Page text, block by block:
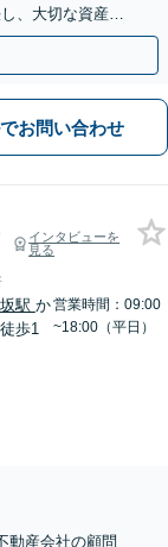
、大切な資産を
お問い合わせ
インタビューを
見る
駅 か
歩1
営業時間：09:00
~18:00（平日）
動産会社の顧問